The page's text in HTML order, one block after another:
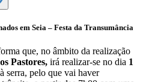
em Seia – Festa da Transumância
que, no âmbito da realização
Pastores, irá realizar-se no dia 1
serra, pelo que vai haver